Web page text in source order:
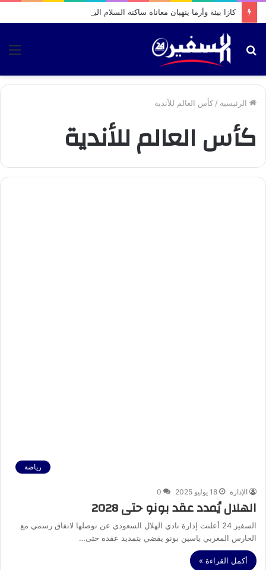
بحث
الرئيسية / كأس العالم للأندية
كأس العالم للأندية
رياضة
الإدارة 18 يوليو 2025 0
الهلال يُمدد عقد بونو حتى 2028
السفير 24 أعلنت إدارة نادي الهلال السعودي عن توصلها لاتفاق رسمي مع
الحارس المغربي ياسين بونو يقضي بتمديد عقده حتى…
أكمل القراءة »